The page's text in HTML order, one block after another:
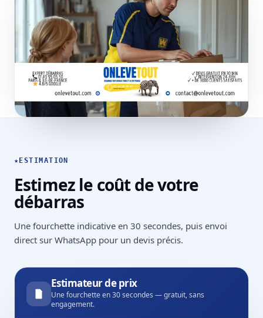
★ ESTIMATION
Estimez le coût de votre
débarras
Une fourchette indicative en 30 secondes, puis envoi
direct sur WhatsApp pour un devis précis.
Estimateur de prix
Une fourchette en 30 secondes — gratuit, sans
engagement.